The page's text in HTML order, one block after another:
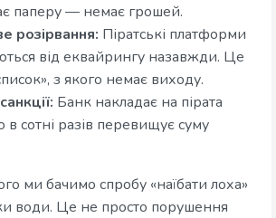
паперу — немає грошей.
розірвання: Піратські платформи
від еквайрингу назавжди. Це
з якого немає виходу.
Банк накладає на пірата
сотні разів перевищує суму
ми бачимо спробу «наїбати лоха»
води. Це не просто порушення